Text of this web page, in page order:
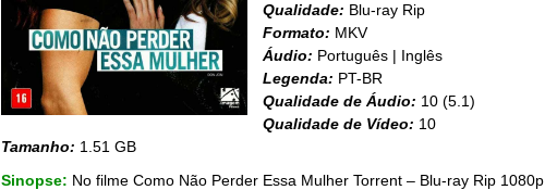
Qualidade: Blu-ray Rip
Formato: MKV
Áudio: Português | Inglês
Legenda: PT-BR
Qualidade de Áudio: 10 (5.1)
Qualidade de Vídeo: 10
Tamanho: 1.51 GB
Sinopse: No filme Como Não Perder Essa Mulher Torrent – Blu-ray Rip 1080p